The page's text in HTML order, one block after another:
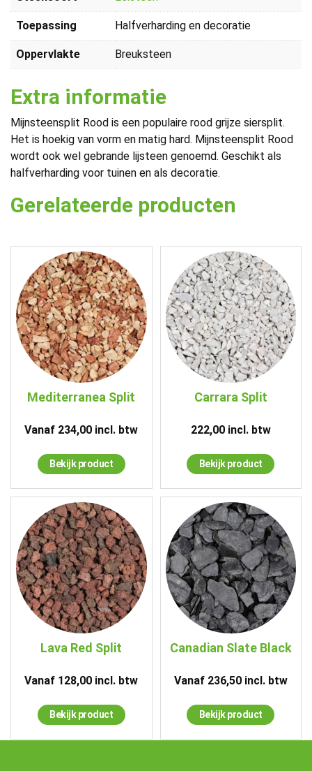
Toepassing Halfverharding en decoratie
Oppervlakte Breuksteen
Extra informatie
Mijnsteensplit Rood is een populaire rood grijze siersplit.
Het is hoekig van vorm en matig hard. Mijnsteensplit Rood
wordt ook wel gebrande lijsteen genoemd. Geschikt als
halfverharding voor tuinen en als decoratie.
Gerelateerde producten
Mediterranea Split
Vanaf 234,00 incl. btw
Bekijk product
Carrara Split
222,00incl. btw
Bekijk product
Lava Red Split
Vanaf 128,00 incl. btw
Bekijk product
Canadian Slate Black
Vanaf 236,50incl. btw
Bekijk product